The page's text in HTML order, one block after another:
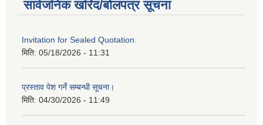
सार्वजनिक खरिद/बोलपत्र सूचना
Invitation for Sealed Quotation.
मिति: 05/18/2026 - 11:31
प्रस्ताव पेश गर्ने सम्बन्धी सूचना।
मिति: 04/30/2026 - 11:49